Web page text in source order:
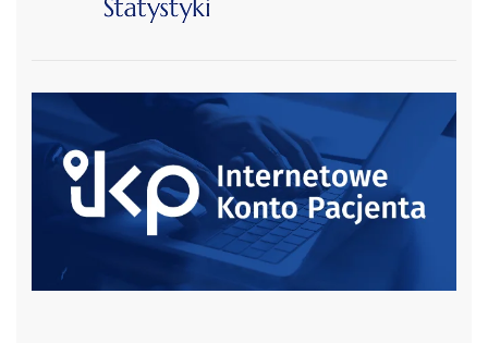
czytaj więcej